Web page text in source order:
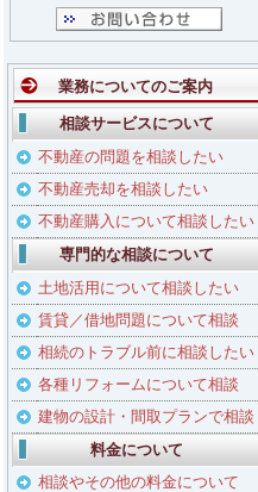
業務についてのご案内
相談サービスについて
不動産の問題を相談したい
不動産売却を相談したい
不動産購入について相談したい
専門的な相談について
土地活用について相談したい
賃貸／借地問題について相談
相続のトラブル前に相談したい
各種リフォームについて相談
建物の設計・間取プランで相談
料金について
相談やその他の料金について